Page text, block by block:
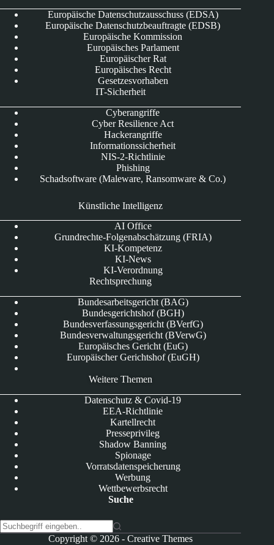
Europäische Datenschutzausschuss (EDSA)
Europäische Datenschutzbeauftragte (EDSB)
Europäische Kommission
Europäisches Parlament
Europäischer Rat
Europäisches Recht
Gesetzesvorhaben
IT-Sicherheit
Cyberangriffe
Cyber Resilience Act
Hackerangriffe
Informationssicherheit
NIS-2-Richtlinie
Phishing
Schadsoftware (Maleware, Ransomware & Co.)
Künstliche Intelligenz
AI Office
Grundrechte-Folgenabschätzung (FRIA)
KI-Kompetenz
KI-News
KI-Verordnung
Rechtsprechung
Bundesarbeitsgericht (BAG)
Bundesgerichtshof (BGH)
Bundesverfassungsgericht (BVerfG)
Bundesverwaltungsgericht (BVerwG)
Europäisches Gericht (EuG)
Europäischer Gerichtshof (EuGH)
Weitere Themen
Datenschutz & Covid-19
EEA-Richtlinie
Kartellrecht
Presseprivileg
Shadow Banning
Spionage
Vorratsdatenspeicherung
Werbung
Wettbewerbsrecht
Suche
Copyright © 2026 -Creative Themes